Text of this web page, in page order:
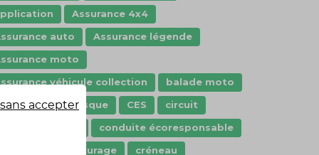
Assurance 4x4
auto
Assurance légende
moto
véhicule collection
balade moto
grise
Casque CES
circuit
conduite écoresponsable
covoiturage
créneau
accepter